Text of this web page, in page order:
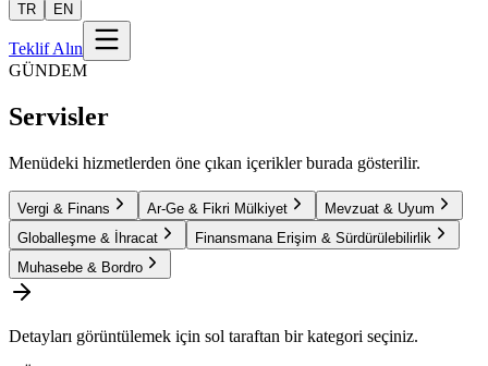
TR EN
Teklif Alın
GÜNDEM
Servisler
Menüdeki hizmetlerden öne çıkan içerikler burada gösterilir.
Vergi & Finans Ar-Ge & Fikri Mülkiyet
Mevzuat & Uyum
Globalleşme & İhracat
Finansmana Erişim & Sürdürülebilirlik
Muhasebe & Bordro
Detayları görüntülemek için sol taraftan bir kategori seçiniz.